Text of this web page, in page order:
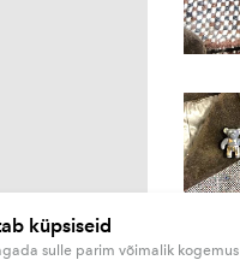
küpsiseid
sulle parim võimalik kogemus